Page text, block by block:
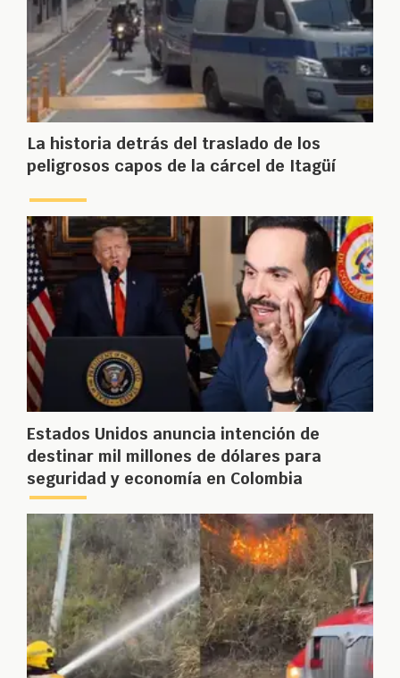
La historia detrás del traslado de los
peligrosos capos de la cárcel de Itagüí
Estados Unidos anuncia intención de
destinar mil millones de dólares para
seguridad y economía en Colombia